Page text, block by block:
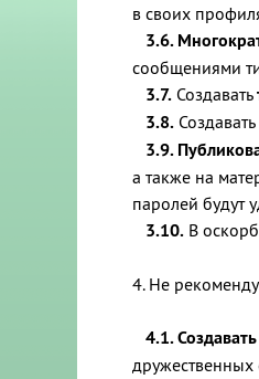
в своих
3.6.
сообщениями
3.7.Создавать
3.8.
3.9.
а также на
паролей будут
3.10.В
4. Не
4.1.
дружественных